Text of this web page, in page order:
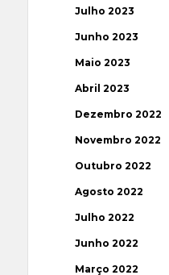
Julho 2023
Junho 2023
Maio 2023
Abril 2023
Dezembro 2022
Novembro 2022
Outubro 2022
Agosto 2022
Julho 2022
Junho 2022
Março 2022